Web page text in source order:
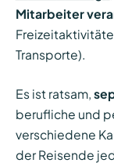
Mitarbeiter
Transporte).
Es ist ratsam,
berufliche und
verschiedene
der Reisende